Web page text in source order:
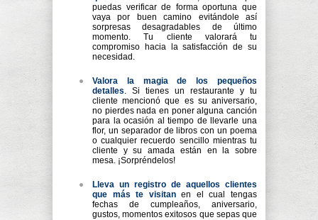
puedas verificar de forma oportuna que
vaya por buen camino evitándole así
sorpresas desagradables de último
momento. Tu cliente valorará tu
compromiso hacia la satisfacción de su
necesidad.
Valora la magia de los pequeños
detalles. Si tienes un restaurante y tu
cliente mencionó que es su aniversario,
no pierdes nada en poner alguna canción
para la ocasión al tiempo de llevarle una
flor, un separador de libros con un poema
o cualquier recuerdo sencillo mientras tu
cliente y su amada están en la sobre
mesa. ¡Sorpréndelos!
Lleva un registro de aquellos clientes
que más te visitanen el cual tengas
fechas de cumpleaños, aniversario,
gustos, momentos exitosos que sepas que